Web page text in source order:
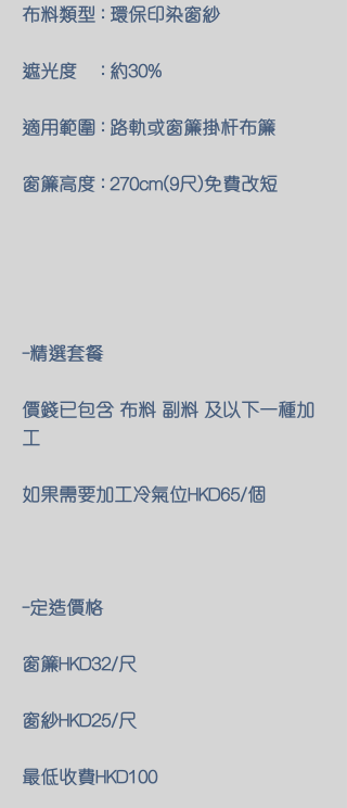
布料類型 : 環保印染窗紗
遮光度 : 約30%
適用範圍 : 路軌或窗簾掛杆布簾
窗簾高度 : 270cm(9尺)免費改短
-精選套餐
價錢已包含 布料 副料 及以下一種加
工
如果需要加工冷氣位HKD65/個
-定造價格
窗簾HKD32/尺
窗紗HKD25/尺
最低收費HKD100